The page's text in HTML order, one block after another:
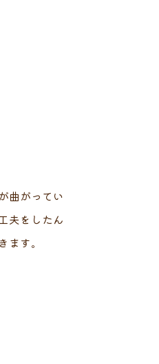
曲がってい
夫をしたん
す。